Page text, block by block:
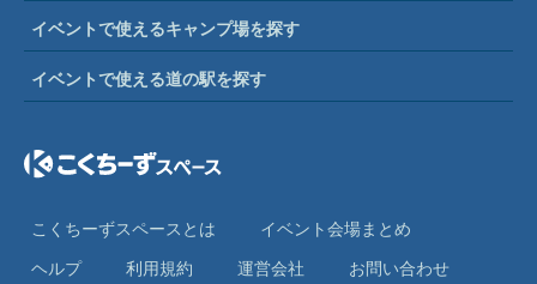
イベントで使えるキャンプ場を探す
イベントで使える道の駅を探す
こくちーずスペースとは
イベント会場まとめ
ヘルプ
利⽤規約 運営会社 お問い合わせ